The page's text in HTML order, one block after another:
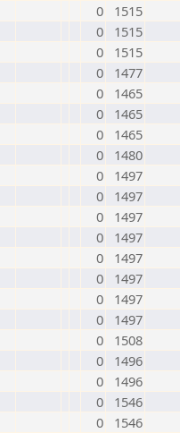
0
1515
0
1515
0
1515
0
1477
0
1465
0
1465
0
1465
0
1480
0
1497
0
1497
0
1497
0
1497
0
1497
0
1497
0
1497
0
1497
0
1508
0
1496
0
1496
0
1546
0
1546